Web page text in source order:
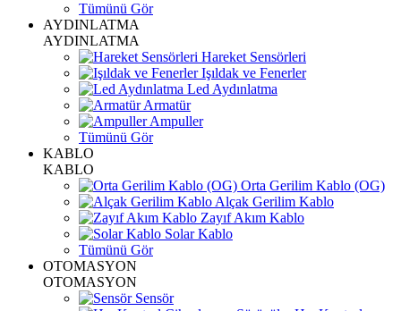
Tümünü Gör
AYDINLATMA
AYDINLATMA
Hareket Sensörleri
Işıldak ve Fenerler
Led Aydınlatma
Armatür
Ampuller
Tümünü Gör
KABLO
KABLO
Orta Gerilim Kablo (OG)
Alçak Gerilim Kablo
Zayıf Akım Kablo
Solar Kablo
Tümünü Gör
OTOMASYON
OTOMASYON
Sensör